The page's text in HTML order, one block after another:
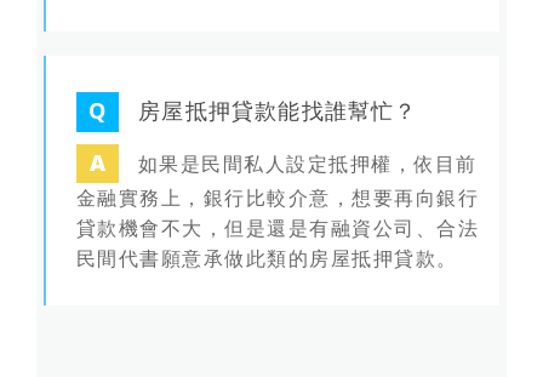
Q
房屋抵押貸款能找誰幫忙？
A
如果是民間私人設定抵押權，依目前
金融實務上，銀行比較介意，想要再向銀行
貸款機會不大，但是還是有融資公司、合法
民間代書願意承做此類的房屋抵押貸款。